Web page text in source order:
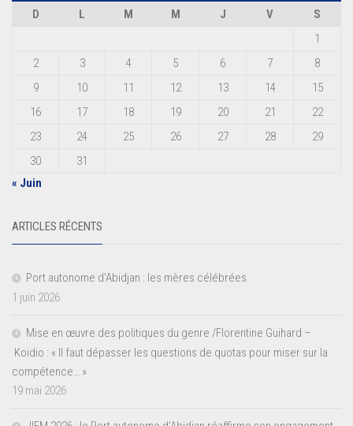
D
L M M J V
S
1
2
3 4 5 6 7
8
9
10 11 12 13 14
15
16
17 18 19 20 21
22
23
24 25 26 27 28
29
30
31
« Juin
ARTICLES RÉCENTS
Port autonome d’Abidjan : les mères célébrées
1 juin 2026
Mise en œuvre des politiques du genre /Florentine Guihard –
Koidio : « Il faut dépasser les questions de quotas pour miser sur la
compétence… »
19 mai 2026